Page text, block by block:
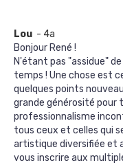
Lou - 4a
Bonjour René !
N'étant pas "assidue"
temps ! Une chose est
quelques points
grande générosité pour
professionnalisme
tous ceux et celles qui
artistique diversifiée et
vous inscrire aux